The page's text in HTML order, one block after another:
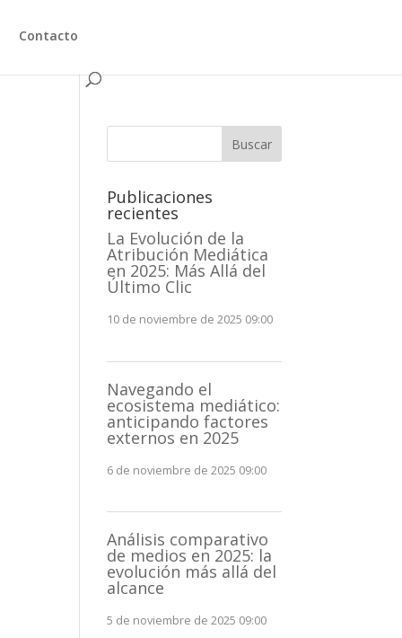
Contacto
Buscar
Publicaciones
recientes
La Evolución de la
Atribución Mediática
en 2025: Más Allá del
Último Clic
10 de noviembre de 2025 09:00
Navegando el
ecosistema mediático:
anticipando factores
externos en 2025
6 de noviembre de 2025 09:00
Análisis comparativo
de medios en 2025: la
evolución más allá del
alcance
5 de noviembre de 2025 09:00